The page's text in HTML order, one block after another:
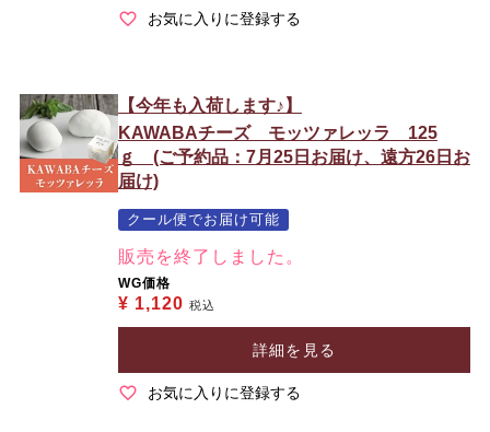
お気に入りに登録する
【今年も入荷します♪】
KAWABAチーズ モッツァレッラ 125
ｇ (ご予約品：7月25日お届け、遠方26日お
届け)
クール便でお届け可能
販売を終了しました。
WG価格
¥ 1,120 税込
詳細を見る
お気に入りに登録する